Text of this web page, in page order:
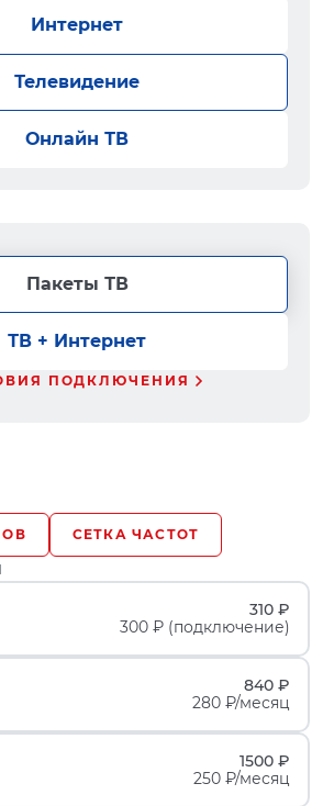
Интернет
Телевидение
Онлайн ТВ
Пакеты ТВ
ТВ + Интернет
ПОДКЛЮЧЕНИЯ
СЕТКА ЧАСТОТ
310 ₽
300 ₽ (подключение)
840 ₽
280 ₽/месяц
1500 ₽
250 ₽/месяц